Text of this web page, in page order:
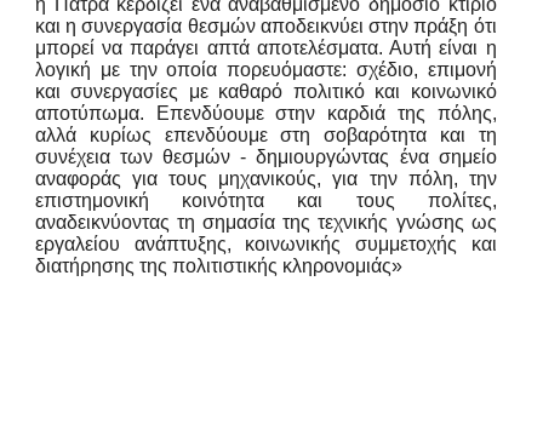
η Πάτρα κερδίζει ένα αναβαθμισμένο δημόσιο κτίριο
και η συνεργασία θεσμών αποδεικνύει στην πράξη ότι
μπορεί να παράγει απτά αποτελέσματα. Αυτή είναι η
λογική με την οποία πορευόμαστε: σχέδιο, επιμονή
και συνεργασίες με καθαρό πολιτικό και κοινωνικό
αποτύπωμα. Επενδύουμε στην καρδιά της πόλης,
αλλά κυρίως επενδύουμε στη σοβαρότητα και τη
συνέχεια των θεσμών - δημιουργώντας ένα σημείο
αναφοράς για τους μηχανικούς, για την πόλη, την
επιστημονική κοινότητα και τους πολίτες,
αναδεικνύοντας τη σημασία της τεχνικής γνώσης ως
εργαλείου ανάπτυξης, κοινωνικής συμμετοχής και
διατήρησης της πολιτιστικής κληρονομιάς»